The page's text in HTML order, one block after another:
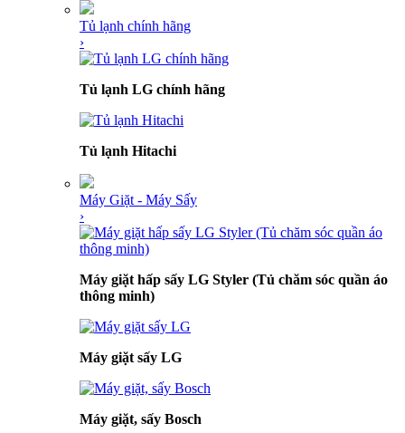
Tủ lạnh chính hãng
›
Tủ lạnh LG chính hãng
Tủ lạnh Hitachi
Máy Giặt - Máy Sấy
›
Máy giặt hấp sấy LG Styler (Tủ chăm sóc quần áo
thông minh)
Máy giặt sấy LG
Máy giặt, sấy Bosch